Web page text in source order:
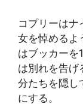
コプリーはナ
女を悼めるよ
はブッカーを
は別れを告げ
分たちを隠し
にする。